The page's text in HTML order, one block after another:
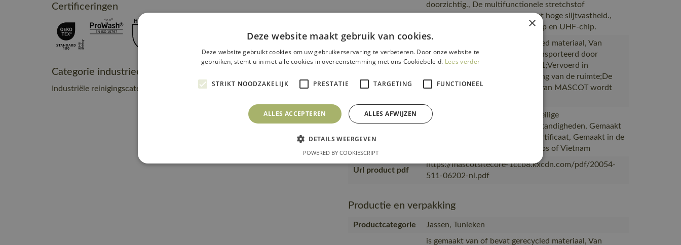
Certificeringen
Categorie industrieel onderhoud
Industriële reinigingscategorie A0
doorzichtig., De multifunctionele stretchstof
combineert een laag gewicht met hoge slijtvastheid.,
Geschikt voor naamlabel, HF-chip en UHF-chip.
Transport en
is gemaakt van of bevat gerecycled materiaal, Van
productie naar magazijnen getransporteerd door
transportpartners met ISO 14001;Vervoerd in
zendingen met maximale benutting van de ruimte;De
verpakking waarin de bestelling van MASCOT wordt
wat het bewijs is van goede en veilige
medewerkerrelaties en werkomstandigheden, Gemaakt
in productie met een SA8000-certificaat, Gemaakt in de
eigen fabriek van MASCOT in Laos of Vietnam
Url product pdf
https://mascotsitecore-1ccb8.kxcdn.com/pdf/20054-
511-06202-nl.pdf
Productie en verpakking
Productcategorie Jassen, Tunieken
is gemaakt van of bevat gerecycled materiaal, Van
×
Deze website maakt gebruik van cookies.
Deze website gebruikt cookies om uw gebruikerservaring te verbeteren. Door onze website te
gebruiken, stemt u in met alle cookies in overeenstemming met ons Cookiebeleid. Lees verder
STRIKT NOODZAKELIJK PRESTATIE TARGETING FUNCTIONEEL
ALLES ACCEPTEREN ALLES AFWIJZEN
DETAILS WEERGEVEN
POWERED BY COOKIESCRIPT